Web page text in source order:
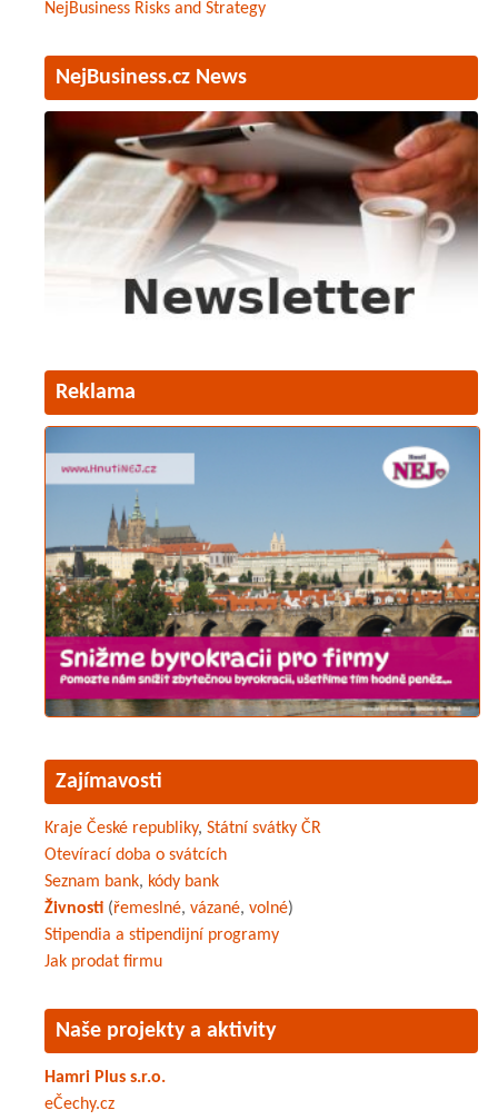
NejBusiness Risks and Strategy
NejBusiness.cz News
Reklama
Zajímavosti
Kraje České republiky, Státní svátky ČR
Otevírací doba o svátcích
Seznam bank, kódy bank
Živnosti (řemeslné, vázané, volné)
Stipendia a stipendijní programy
Jak prodat firmu
Naše projekty a aktivity
Hamri Plus s.r.o.
eČechy.cz